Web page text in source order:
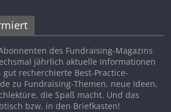
des Fundraising-Magazins
jährlich aktuelle Informationen
recherchierte Best-Practice-
zu Fundraising-Themen, neue Ideen,
die Spaß macht. Und das
bzw. in den Briefkasten!